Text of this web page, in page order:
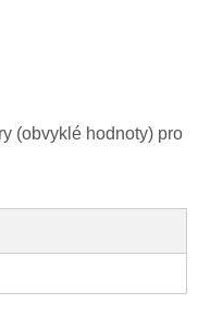
(obvyklé hodnoty) pro